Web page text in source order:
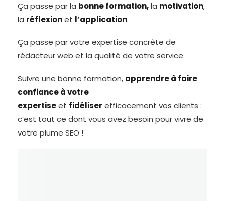
Ça passe par la bonne formation,la motivation,
la réflexionet l’application.
Ça passe par votre expertise concrète de
rédacteur web et la qualité de votre service.
Suivre une bonne formation, apprendre à faire
confiance à votre
expertiseet fidéliser efficacement vos clients :
c’est tout ce dont vous avez besoin pour vivre de
votre plume SEO !